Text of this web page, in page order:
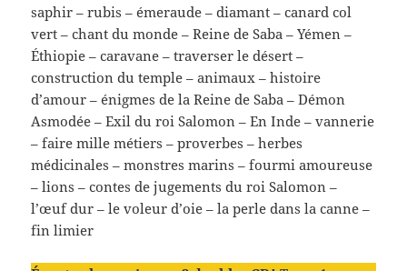
saphir – rubis – émeraude – diamant – canard col
vert – chant du monde – Reine de Saba – Yémen –
Éthiopie – caravane – traverser le désert –
construction du temple – animaux – histoire
d’amour – énigmes de la Reine de Saba – Démon
Asmodée – Exil du roi Salomon – En Inde – vannerie
– faire mille métiers – proverbes – herbes
médicinales – monstres marins – fourmi amoureuse
– lions – contes de jugements du roi Salomon –
l’œuf dur – le voleur d’oie – la perle dans la canne –
fin limier